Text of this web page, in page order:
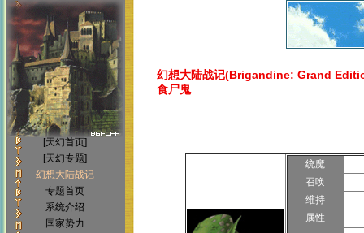
幻想大陆战记(Brigandine: Grand
食尸鬼
统魔
召唤
维持
属性
[天幻首页]
[天幻专题]
幻想大陆战记
专题首页
系统介绍
国家势力